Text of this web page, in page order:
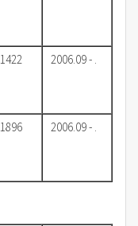
1422 2006.09 - .
1896 2006.09 - .